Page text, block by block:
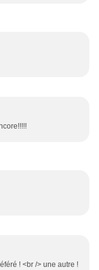
! <br /> une autre !